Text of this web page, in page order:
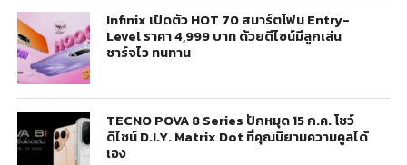
Infinix เปิดตัว HOT 70 สมาร์ตโฟน Entry-
Level ราคา 4,999 บาท ด้วยดีไซน์มีลูกเล่น
ชาร์จไว ทนทาน
TECNO POVA 8 Series ปักหมุด 15 ก.ค. โชว์
ดีไซน์ D.I.Y. Matrix Dot ที่คุณนิยามความคูลได้
เอง